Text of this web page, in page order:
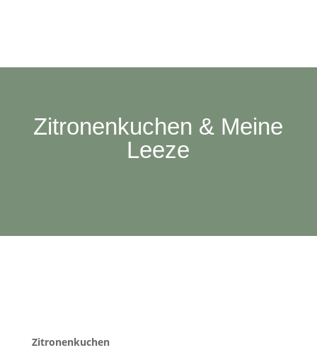
Zitronenkuchen & Meine
Leeze
Zitronenkuchen